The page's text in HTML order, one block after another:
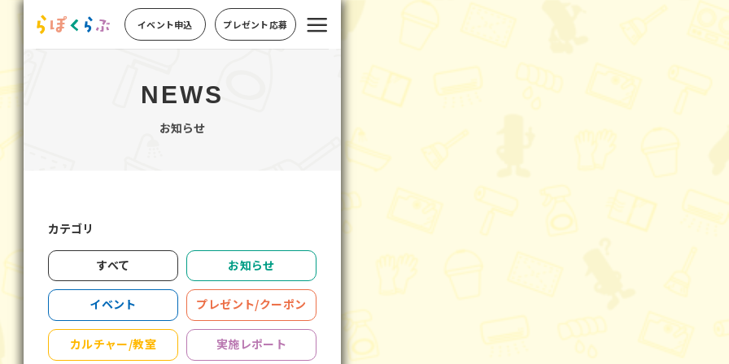
イベント申込 プレゼント応募
NEWS
お知らせ
カテゴリ
すべて お知らせ
イベント プレゼント/クーポン
カルチャー/教室 実施レポート